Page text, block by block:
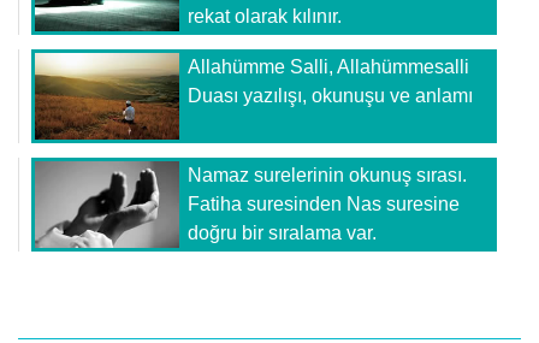
rekat olarak kılınır.
Allahümme Salli, Allahümmesalli
Duası yazılışı, okunuşu ve anlamı
Namaz surelerinin okunuş sırası.
Fatiha suresinden Nas suresine
doğru bir sıralama var.